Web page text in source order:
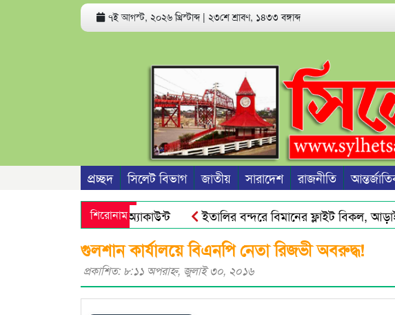
৭ই আগস্ট, ২০২৬ খ্রিস্টাব্দ | ২৩শে শ্রাবণ, ১৪৩৩ বঙ্গাব্দ
প্রচ্ছদ সিলেট বিভাগ জাতীয় সারাদেশ রাজনীতি
শিরোনাম
পারে ফোন ও ব্যাংক অ্যাকাউন্ট ইতালির বন্দরে বিমানের ফ্লাইট বিকল,
জনগণ আর ভয় পায়না : এড. জুবায়ের
তেল, গ্যাস, বিদ্যুৎ সঙ্কট ও দ্রব্যমূল্যের
গুলশান কার্যালয়ে বিএনপি নেতা রিজভী অবরুদ্ধ!
প্রকাশিত: ৮:১১ অপরাহ্ণ, জুলাই ৩০, ২০১৬